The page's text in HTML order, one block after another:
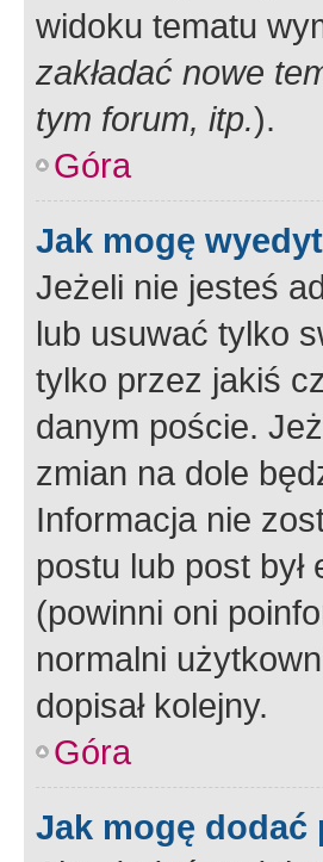
widoku tematu
zakładać nowe
tym forum, itp.).
Góra
Jak mogę
Jeżeli nie jesteś
lub usuwać tylko
tylko przez jakiś
danym poście.
zmian na dole
Informacja nie
postu lub post
(powinni oni
normalni
dopisał kolejny.
Góra
Jak mogę